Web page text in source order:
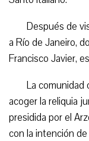
Después de
a Río de Janeiro,
Francisco Javier,
La comunidad
acoger la reliquia
presidida por el
con la intención